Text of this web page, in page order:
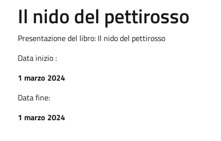
Il nido del pettirosso
Presentazione del libro: Il nido del pettirosso
Data inizio :
1 marzo 2024
Data fine:
1 marzo 2024